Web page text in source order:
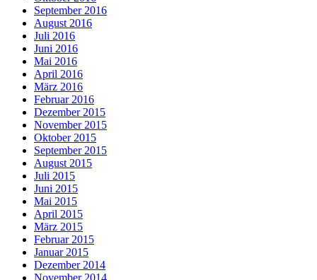
September 2016
August 2016
Juli 2016
Juni 2016
Mai 2016
April 2016
März 2016
Februar 2016
Dezember 2015
November 2015
Oktober 2015
September 2015
August 2015
Juli 2015
Juni 2015
Mai 2015
April 2015
März 2015
Februar 2015
Januar 2015
Dezember 2014